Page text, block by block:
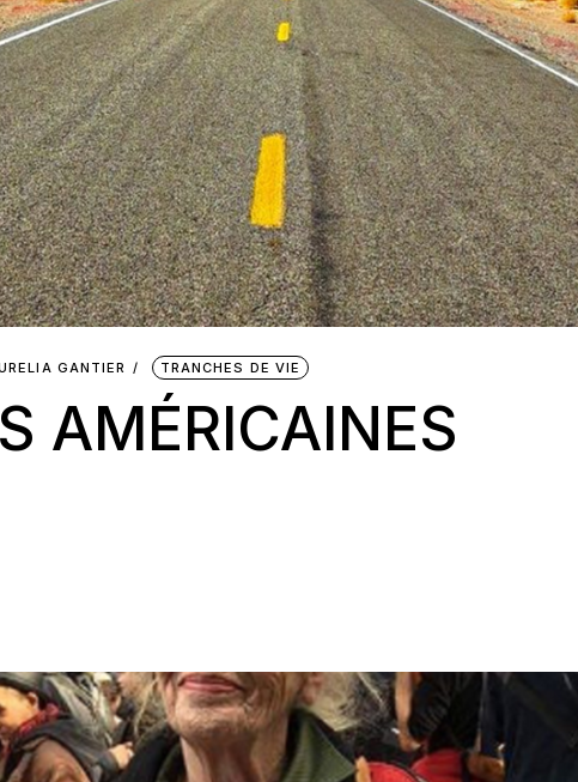
GANTIER TRANCHES DE VIE
AMÉRICAINES